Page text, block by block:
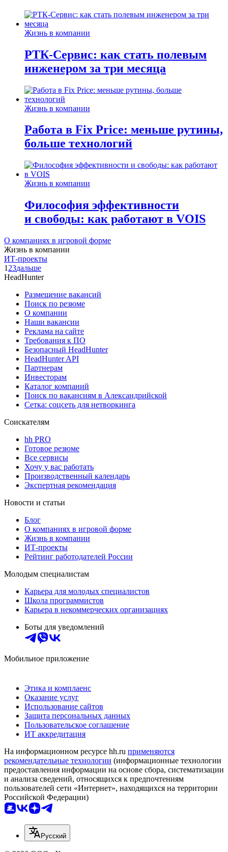
Жизнь в компании
РТК-Сервис: как стать полевым
инженером за три месяца
Жизнь в компании
Работа в Fix Price: меньше рутины,
больше технологий
Жизнь в компании
Философия эффективности
и свободы: как работают в VOIS
О компаниях в игровой форме
Жизнь в компании
ИТ-проекты
1 23дальше
HeadHunter
Размещение вакансий
Поиск по резюме
О компании
Наши вакансии
Реклама на сайте
Требования к ПО
Безопасный HeadHunter
HeadHunter API
Партнерам
Инвесторам
Каталог компаний
Поиск по вакансиям в Александрийской
Сетка: соцсеть для нетворкинга
Соискателям
hh PRO
Готовое резюме
Все сервисы
Хочу у вас работать
Производственный календарь
Экспертная рекомендация
Новости и статьи
Блог
О компаниях в игровой форме
Жизнь в компании
ИТ-проекты
Рейтинг работодателей России
Молодым специалистам
Карьера для молодых специалистов
Школа программистов
Карьера в некоммерческих организациях
Боты для уведомлений
Мобильное приложение
Этика и комплаенс
Оказание услуг
Использование сайтов
Защита персональных данных
Пользовательское соглашение
ИТ аккредитация
На информационном ресурсе hh.ru применяются
рекомендательные технологии (информационные технологии
предоставления информации на основе сбора, систематизации
и анализа сведений, относящихся к предпочтениям
пользователей сети «Интернет», находящихся на территории
Российской Федерации)
Русский